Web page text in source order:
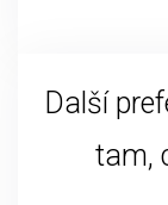
Další
tam,